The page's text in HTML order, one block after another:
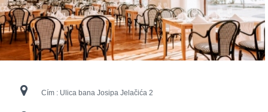
Cím : Ulica bana Josipa Jelačića 2